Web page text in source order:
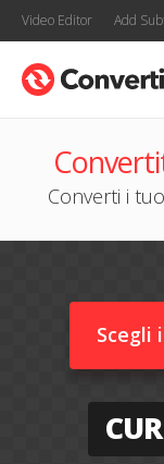
Video Editor Add
Converti i
Scegli
CUR